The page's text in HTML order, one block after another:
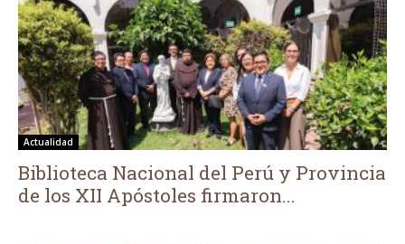
Actualidad
Biblioteca Nacional del Perú y Provincia
de los XII Apóstoles firmaron...